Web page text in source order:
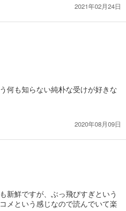
2021年02月24日
何も知らない純朴な受けが好きな
2020年08月09日
新鮮ですが、ぶっ飛びすぎという
メという感じなので読んでいて楽